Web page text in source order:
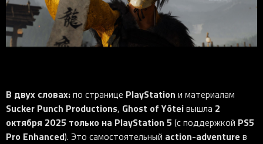
Рюкзаки
Аксессуары
Новинки
Pro Click
Аксессуары для мышей
Игровые мыши
Tartarus
Аксессуары для клавиатур
Все клавиатуры
Hammerhead
Аксессуары для аудио
Все аудио для ПК
Wireless Control Pod
Kraken Kitty
Kiyo
Контроллеры
Все устройства
Goliathus
Firefly
HyperFlux V2
Gigantus
Pro Glide
Pro Click V2
Pro Click V2 Vertical
Pro Type Ergo
Аксессуары
Коллаборации
Софт
Chroma™ RGB
THX Spatial
iOS-приложения
Киберспорт
Игровые ивенты
В двух словах:по странице PlayStation и материалам
Sucker Punch Productions, Ghost of Yōteiвышла 2
октября 2025 только на PlayStation 5 (с поддержкой PS5
Pro Enhanced). Это самостоятельный action-adventure в